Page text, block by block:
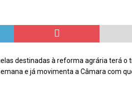
nos estados do
destinadas à reforma agrária terá o
e já movimenta a Câmara com